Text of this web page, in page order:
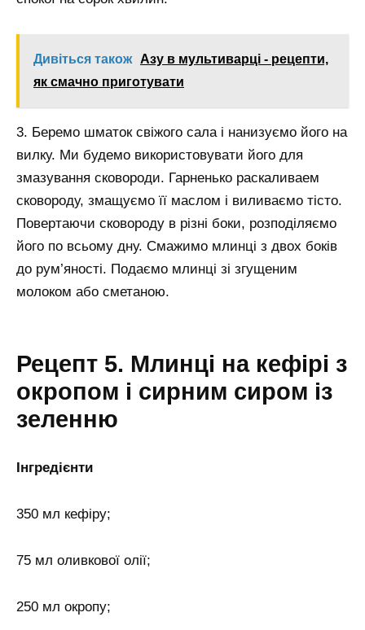
Дивіться також
Азу в мультиварці - рецепти,
як смачно приготувати
3. Беремо шматок свіжого сала і нанизуємо його на
вилку. Ми будемо використовувати його для
змазування сковороди. Гарненько раскаливаем
сковороду, змащуємо її маслом і виливаємо тісто.
Повертаючи сковороду в різні боки, розподіляємо
його по всьому дну. Смажимо млинці з двох боків
до рум’яності. Подаємо млинці зі згущеним
молоком або сметаною.
Рецепт 5. Млинці на кефірі з
окропом і сирним сиром із
зеленню
Інгредієнти
350 мл кефіру;
75 мл оливкової олії;
250 мл окропу;